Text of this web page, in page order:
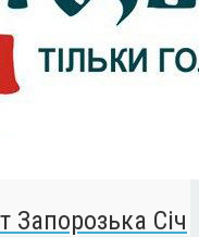
Січ